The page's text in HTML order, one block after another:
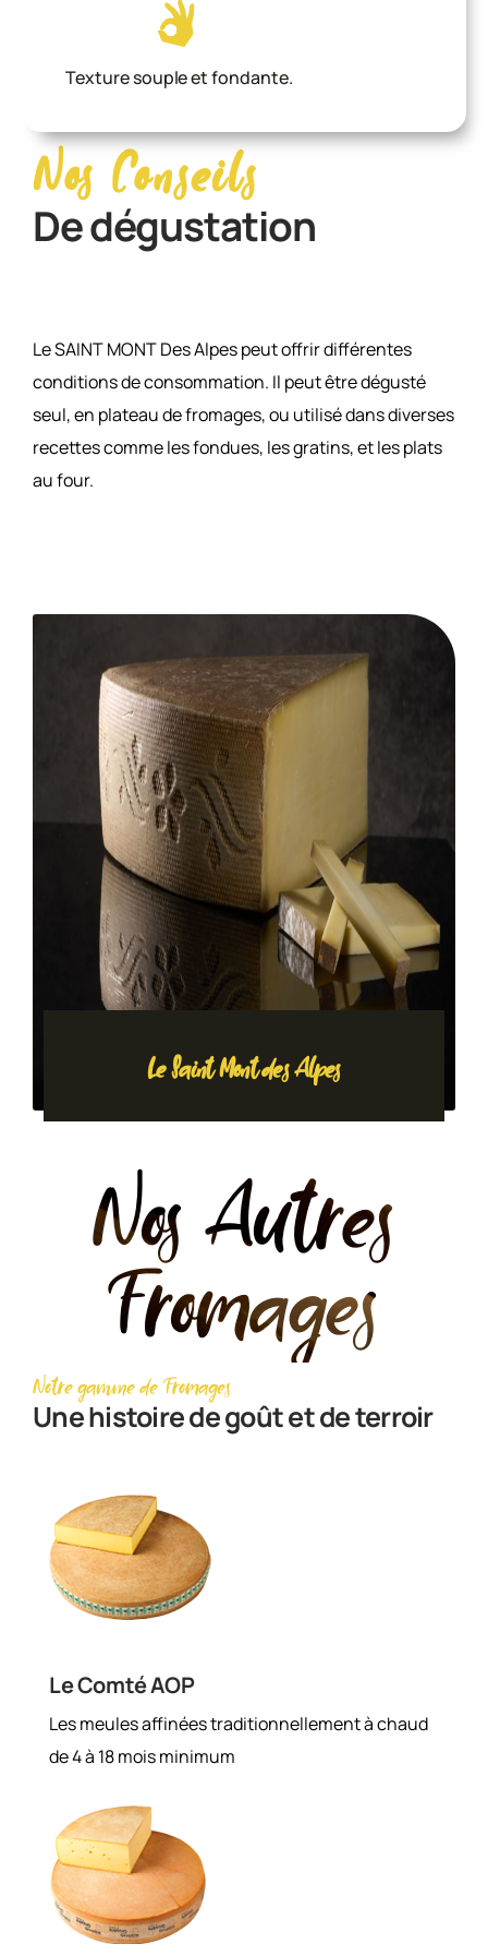
Texture souple et fondante.
Nos Conseils
De dégustation
Le SAINT MONT Des Alpes peut offrir différentes
conditions de consommation. Il peut être dégusté
seul, en plateau de fromages, ou utilisé dans diverses
recettes comme les fondues, les gratins, et les plats
au four.
Le Saint Mont des Alpes
Nos Autres
Fromages
Notre gamme de Fromages
Une histoire de goût et de terroir
Le Comté AOP
Les meules affinées traditionnellement à chaud
de 4 à 18 mois minimum